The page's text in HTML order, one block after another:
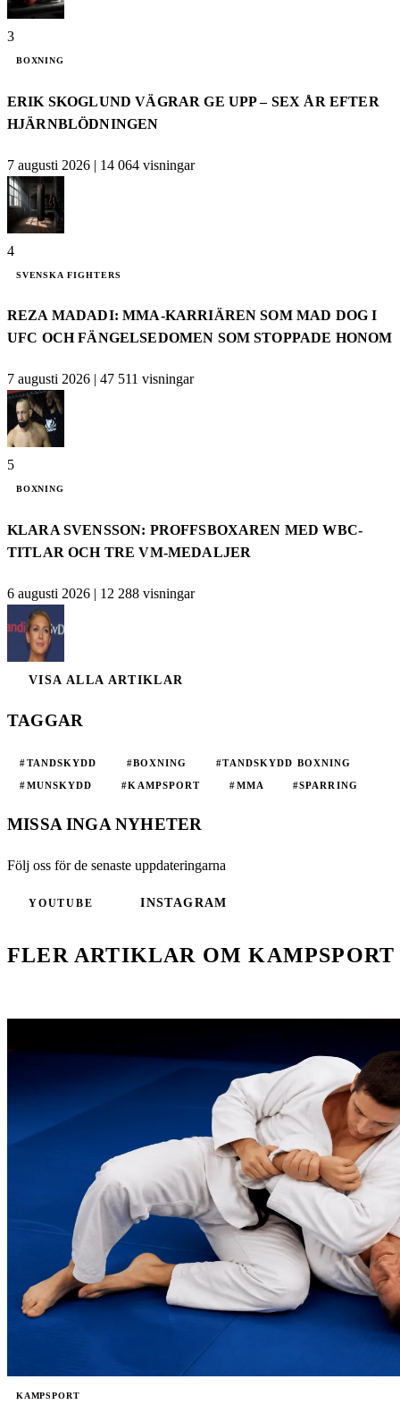
3
BOXNING
ERIK SKOGLUND VÄGRAR GE UPP – SEX ÅR EFTER
HJÄRNBLÖDNINGEN
7 augusti 2026 | 14 064 visningar
4
SVENSKA FIGHTERS
REZA MADADI: MMA-KARRIÄREN SOM MAD DOG I
UFC OCH FÄNGELSEDOMEN SOM STOPPADE HONOM
7 augusti 2026 47 511 visningar
5
BOXNING
KLARA SVENSSON: PROFFSBOXAREN MED WBC-
TITLAR OCH TRE VM-MEDALJER
6 augusti 2026 | 12 288 visningar
VISA ALLA ARTIKLAR
TAGGAR
#TANDSKYDD #BOXNING #TANDSKYDD BOXNING
#MUNSKYDD #KAMPSPORT #MMA #SPARRING
MISSA INGA NYHETER
Följ oss för de senaste uppdateringarna
YOUTUBE INSTAGRAM
FLER ARTIKLAR OM KAMPSPORT
KAMPSPORT